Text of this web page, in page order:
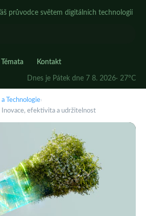
průvodce světem digitálních technologií
Témata Kontakt
Dnes je Pátek dne 7 8. 2026· 27°C
Technologie›
efektivita a udržitelnost